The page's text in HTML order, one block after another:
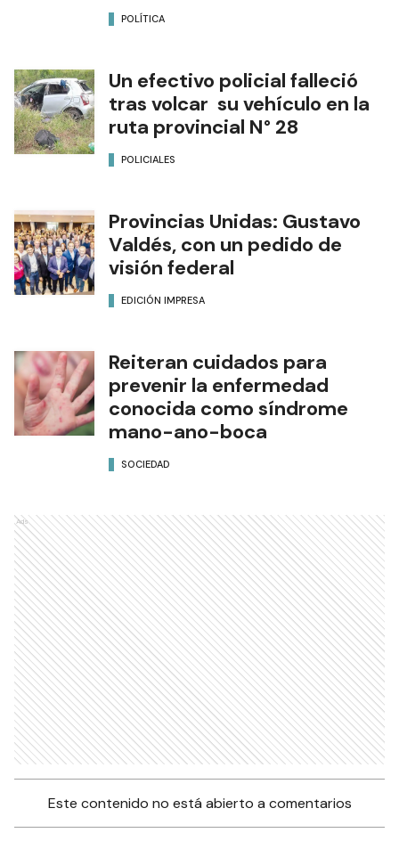
POLÍTICA
Un efectivo policial falleció
tras volcar su vehículo en la
ruta provincial N° 28
POLICIALES
Provincias Unidas: Gustavo
Valdés, con un pedido de
visión federal
EDICIÓN IMPRESA
Reiteran cuidados para
prevenir la enfermedad
conocida como síndrome
mano-ano-boca
SOCIEDAD
Ads
Este contenido no está abierto a comentarios